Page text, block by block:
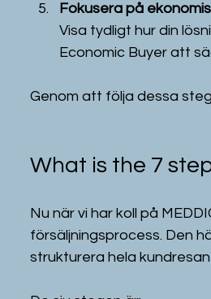
Fokusera på
Visa tydligt hur din
Economic Buyer att
Genom att följa dessa
What is the 7
Nu när vi har koll på
försäljningsprocess. Den
strukturera hela